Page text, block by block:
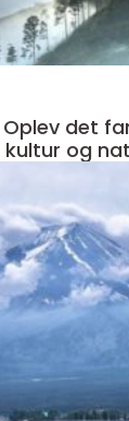
Oplev det
og